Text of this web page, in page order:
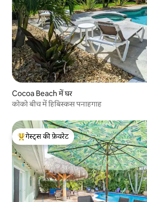
Cocoa Beach में घर
कोको बीच में हिबिस्कस पनाहगाह
गेस्ट्स का टॉप फ़ेवरेट
गेस्ट्स की फ़ेवरेट